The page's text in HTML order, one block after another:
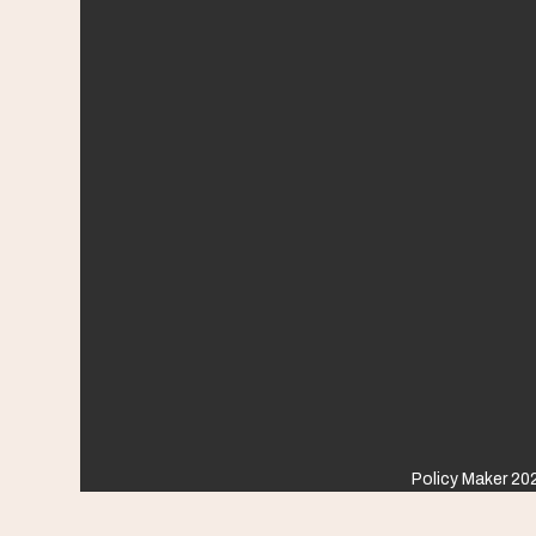
Policy Maker